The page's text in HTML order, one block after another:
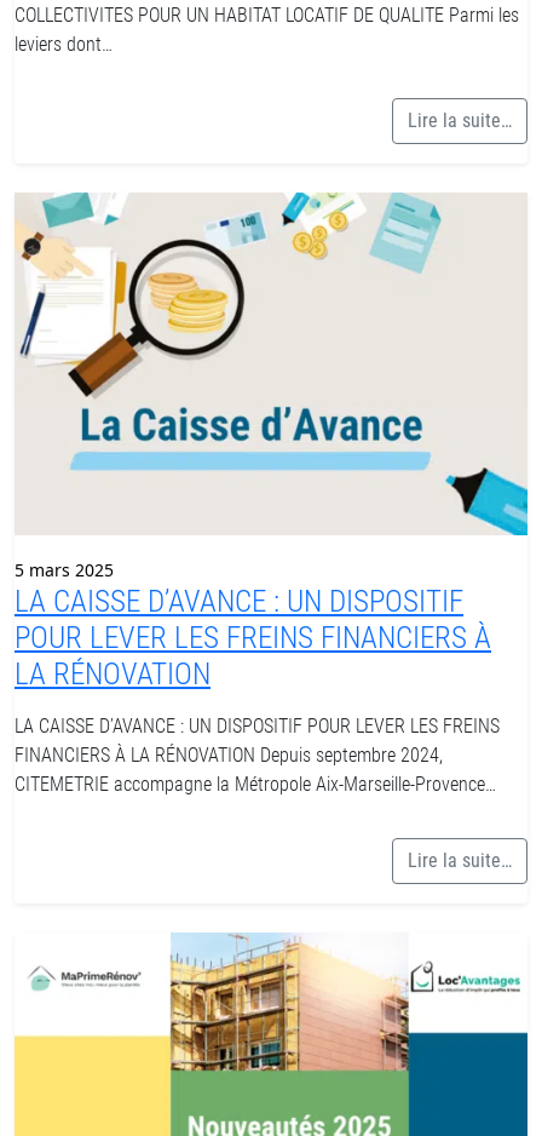
COLLECTIVITES POUR UN HABITAT LOCATIF DE QUALITE Parmi les
leviers dont…
Lire la suite…
5 mars 2025
LA CAISSE D’AVANCE : UN DISPOSITIF
POUR LEVER LES FREINS FINANCIERS À
LA RÉNOVATION
LA CAISSE D’AVANCE : UN DISPOSITIF POUR LEVER LES FREINS
FINANCIERS À LA RÉNOVATION Depuis septembre 2024,
CITEMETRIE accompagne la Métropole Aix-Marseille-Provence…
Lire la suite…